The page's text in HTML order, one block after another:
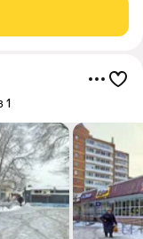
площадь
1